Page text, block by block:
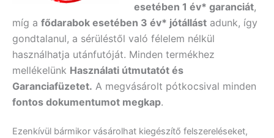
esetében 1 év* garanciát,
míg a fődarabok esetében 3 év* jótállást adunk, így
gondtalanul, a sérüléstől való félelem nélkül
használhatja utánfutóját. Minden termékhez
mellékelünk Használati útmutatót és
Garanciafüzetet. A megvásárolt pótkocsival minden
fontos dokumentumot megkap.
Ezenkívül bármikor vásárolhat kiegészítő felszereléseket,